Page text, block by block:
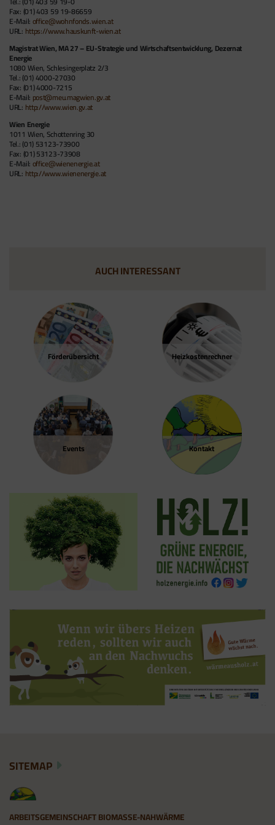
Fax: (01) 403 59 19-86659
E-Mail:office@wohnfonds.wien.at
URL: https://www.hauskunft-wien.at
Magistrat Wien, MA 27 – EU-Strategie und Wirtschaftsentwicklung, Dezernat
Energie
1080 Wien, Schlesingerplatz 2/3
Tel.: (01) 4000-27030
Fax: (01) 4000-7215
E-Mail: post@meu.magwien.gv.at
URL: http://www.wien.gv.at
Wien Energie
1011 Wien, Schottenring 30
Tel.: (01) 53123-73900
Fax: (01) 53123-73908
E-Mail:office@wienenergie.at
URL: http://www.wienenergie.at
Förder­übersicht Heizkosten­rechner
Events Kontakt
AUCH INTERESSANT
SITEMAP
ARBEITSGEMEINSCHAFT BIOMASSE-NAHWÄRME